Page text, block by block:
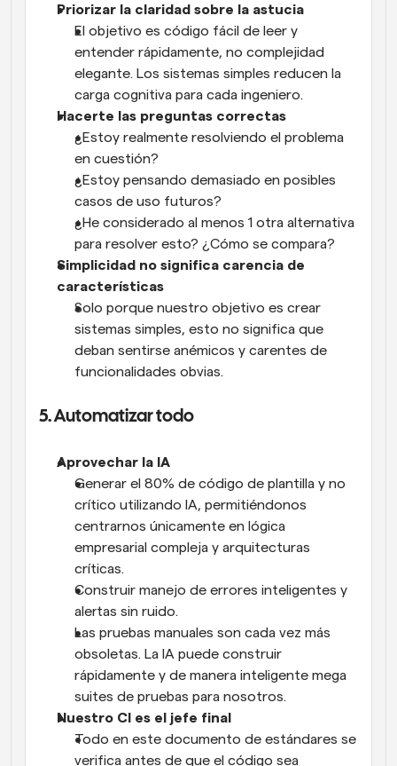
Priorizar la claridad sobre la astucia
El objetivo es código fácil de leer y
entender rápidamente, no complejidad
elegante. Los sistemas simples reducen la
carga cognitiva para cada ingeniero.
Hacerte las preguntas correctas
¿Estoy realmente resolviendo el problema
en cuestión?
¿Estoy pensando demasiado en posibles
casos de uso futuros?
¿He considerado al menos 1 otra alternativa
para resolver esto? ¿Cómo se compara?
Simplicidad no significa carencia de
características
Solo porque nuestro objetivo es crear
sistemas simples, esto no significa que
deban sentirse anémicos y carentes de
funcionalidades obvias.
5. Automatizar todo
Aprovechar la IA
Generar el 80% de código de plantilla y no
crítico utilizando IA, permitiéndonos
centrarnos únicamente en lógica
empresarial compleja y arquitecturas
críticas.
Construir manejo de errores inteligentes y
alertas sin ruido.
Las pruebas manuales son cada vez más
obsoletas. La IA puede construir
rápidamente y de manera inteligente mega
suites de pruebas para nosotros.
Nuestro CI es el jefe final
Todo en este documento de estándares se
verifica antes de que el código sea